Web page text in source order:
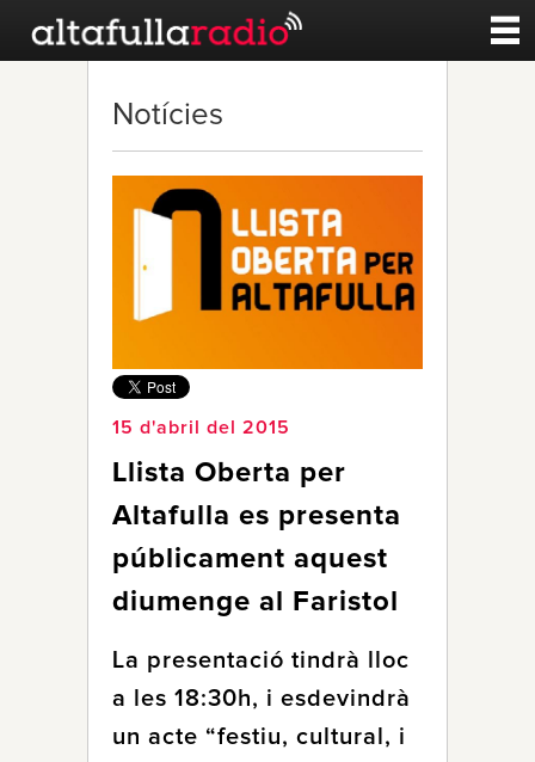
Esports
Noticies
Qui Som
Notícies
15 d'abril del 2015
Llista Oberta per
Altafulla es presenta
públicament aquest
diumenge al Faristol
La presentació tindrà lloc
a les 18:30h, i esdevindrà
un acte “festiu, cultural, i